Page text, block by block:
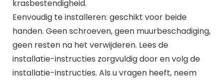
krasbestendigheid.
Eenvoudig te installeren: geschikt voor beide
handen. Geen schroeven, geen muurbeschadiging,
geen resten na het verwijderen. Lees de
installatie-instructies zorgvuldig door en volg de
installatie-instructies. Als u vragen heeft, neem